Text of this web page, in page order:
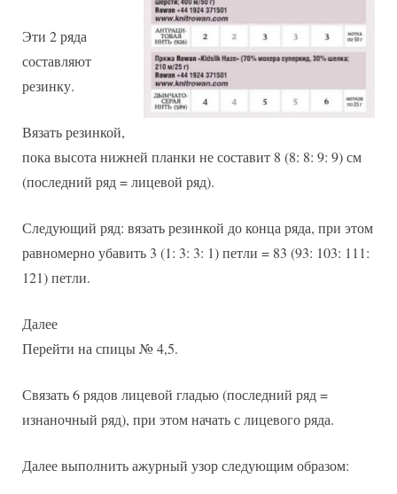
Эти 2 ряда
составляют
резинку.
Вязать резинкой,
пока высота нижней планки не составит 8 (8: 8: 9: 9) см
(последний ряд = лицевой ряд).
Следующий ряд: вязать резинкой до конца ряда, при этом
равномерно убавить 3 (1: 3: 3: 1) петли = 83 (93: 103: 111:
121) петли.
Далее
Перейти на спицы № 4,5.
Связать 6 рядов лицевой гладью (последний ряд =
изнаночный ряд), при этом начать с лицевого ряда.
Далее выполнить ажурный узор следующим образом: